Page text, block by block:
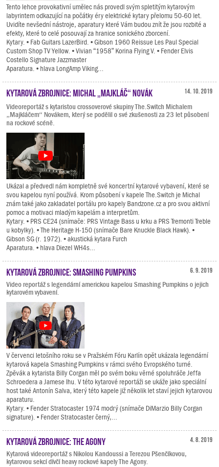
Tento lehce provokativní umělec nás provedl svým spletitým kytarovým
labyrintem odkazující na počátky éry elektrické kytary přelomu 50-60 let.
Uvidíte nevšední nástroje, aparatury které Vám budou znít že jsou rozbité a
efekty, které to celé posouvají za hranice sonického zborcení.
Kytary. • Fab Guitars LazerBird. • Gibson 1960 Reissue Les Paul Special
Custom Shop TV Yellow. • Vivian “1958” Korina Flying V. • Fender Elvis
Costello Signature Jazzmaster
Aparatura. • hlava LongAmp Viking...
14. 10. 2019
Kytarová zbrojnice: Michal „Majkláč“ Novák
Videoreportáž s kytaristou crossoverové skupiny The.Switch Michalem
„Majkláčem“ Novákem, který se podělil o své zkušenosti za 23 let působení
na rockové scéně.
Ukázal a předvedl nám kompletně své koncertní kytarové vybavení, které se
svou kapelou nyní používá. Krom působení v kapele The.Switch je Michal
znám také jako zakladatel portálu pro kapely Bandzone.cz a pro svou aktivní
pomoc a motivaci mladým kapelám a interpretům.
Kytary. • PRS CE24 (snímače: PRS Vintage Bass u krku a PRS Tremonti Treble
u kobylky). • The Heritage H-150 (snímače Bare Knuckle Black Hawk). •
Gibson SG (r. 1972). • akustická kytara Furch
Aparatura. • hlava Diezel WH4s...
6. 9. 2019
Kytarová zbrojnice: Smashing Pumpkins
Video reportáž s legendární americkou kapelou Smashing Pumpkins o jejich
kytarovém vybavení.
V červenci letošního roku se v Pražském Fóru Karlín opět ukázala legendární
kytarová kapela Smashing Pumpkins v rámci svého Evropského turné.
Zpěvák a kytarista Billy Corgan měl po svém boku věrné spoluhráče Jeffa
Schroedera a Jamese Ihu. V této kytarové reportáži se ukáže jako speciální
host také Antonín Salva, který této kapele již několik let staví jejich kytarovou
aparaturu.
Kytary. • Fender Stratocaster 1974 modrý (snímače DiMarzio Billy Corgan
signature). • Fender Stratocaster černý,...
4. 8. 2019
Kytarová zbrojnice: The Agony
Kytarová videoreportáž s Nikolou Kandoussi a Terezou Pšenčíkovou,
kytarovou sekcí dívčí heavy rockové kapely The Agony.